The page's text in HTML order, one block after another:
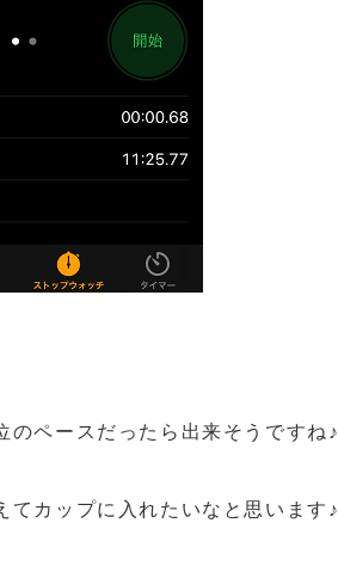
のペースだったら出来そうですね♪
てカップに入れたいなと思います♪